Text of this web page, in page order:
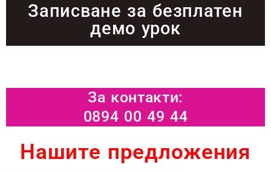
Записване за безплатен
демо урок
За контакти:
0894 00 49 44
Нашите предложения